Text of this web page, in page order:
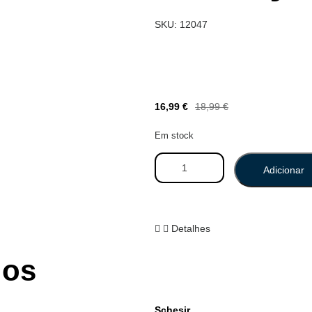
SKU: 12047
18,99€
16,99 €
Em stock
Adicionar
Detalhes
Schesir